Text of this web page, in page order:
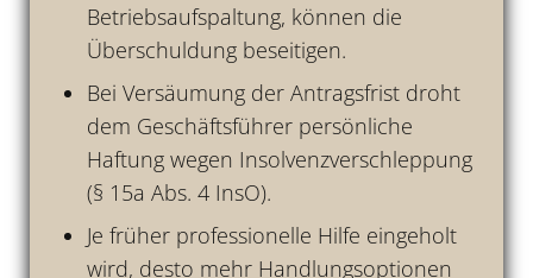
Betriebsaufspaltung, können die
Überschuldung beseitigen.
Bei Versäumung der Antragsfrist droht
dem Geschäftsführer persönliche
Haftung wegen Insolvenzverschleppung
(§ 15a Abs. 4 InsO).
Je früher professionelle Hilfe eingeholt
wird, desto mehr Handlungsoptionen